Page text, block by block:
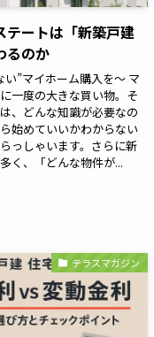
テートは「新築戸建
るのか
”マイホーム購入を～ マ
一度の大きな買い物。そ
、どんな知識が必要なの
始めていいかわからない
っしゃいます。さらに新
く、「どんな物件が...
テラスマガジン